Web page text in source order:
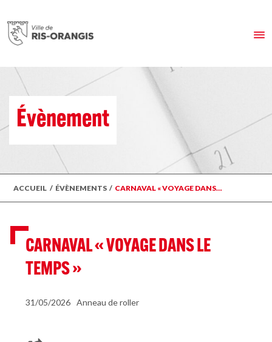
Évènement
ACCUEIL / ÉVÈNEMENTS / CARNAVAL « VOYAGE DANS…
CARNAVAL « VOYAGE DANS LE
TEMPS »
31/05/2026 Anneau de roller